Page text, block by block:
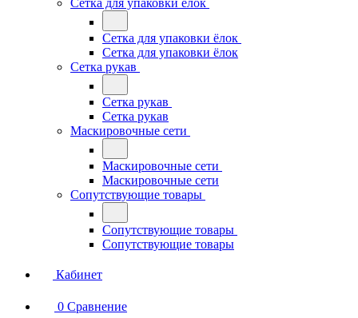
Сетка для упаковки ёлок
Сетка для упаковки ёлок
Сетка для упаковки ёлок
Сетка рукав
Сетка рукав
Сетка рукав
Маскировочные сети
Маскировочные сети
Маскировочные сети
Сопутствующие товары
Сопутствующие товары
Сопутствующие товары
Кабинет
0 Сравнение